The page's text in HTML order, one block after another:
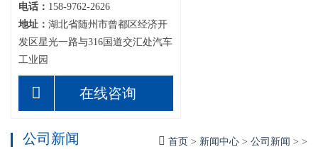
电话： 158-9762-2626
地址： 湖北省随州市曾都区经济开
发区星光一路与316国道交汇处汽车
工业园
在线咨询
首页 > 新闻中心 > 公司新闻 > >
公司新闻